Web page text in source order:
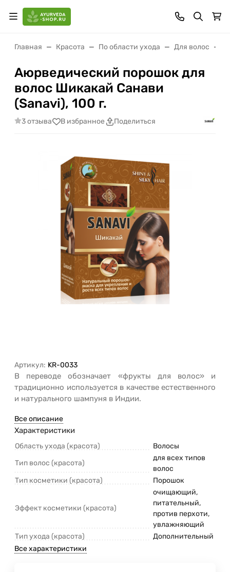
Главная Красота По области ухода Для волос
Аюрведический порошок для
волос Шикакай Санави
(Sanavi), 100 г.
3 отзыва В избранное Поделиться
Артикул: KR-0033
В переводе обозначает «фрукты для волос» и
традиционно используется в качестве естественного
и натурального шампуня в Индии.
Все описание
Характеристики
Область ухода (красота)
Волосы
Тип волос (красота)
для всех типов
волос
Тип косметики (красота)
Порошок
Эффект косметики (красота)
очищающий,
питательный,
против перхоти,
увлажняющий
Тип ухода (красота)
Дополнительный
Все характеристики